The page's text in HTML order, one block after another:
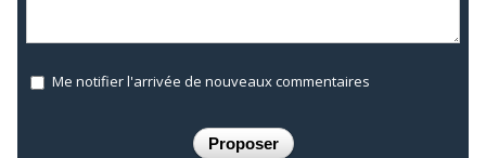
Me notifier l'arrivée de nouveaux commentaires